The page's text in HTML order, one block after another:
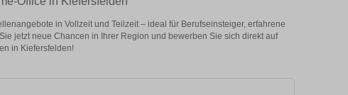
in Vollzeit und Teilzeit – ideal für Berufseinsteiger, erfahrene
jetzt neue Chancen in Ihrer Region und bewerben Sie sich direkt auf
in Kiefersfelden!